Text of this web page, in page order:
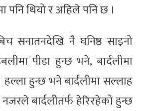
पनि थियो र अहिले पनि छ ।
सनातनदेखि नै घनिष्ठ साइनो
पीडा हुन्छ भने, बार्दलीमा
हुन्छ भने बार्दलीमा सल्लाह
बार्दलीतर्फ हेरिरहेको हुन्छ